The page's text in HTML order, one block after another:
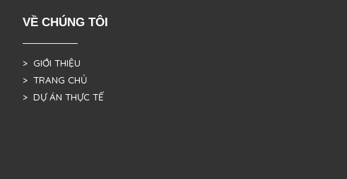
VỀ CHÚNG TÔI
> GIỚI THIỆU
> TRANG CHỦ
> DỰ ÁN THỰC TẾ